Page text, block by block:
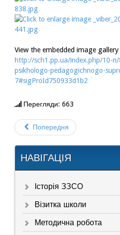
View the embedded image
http://sch1.pp.ua/index.php/10-
psikhologo-pedagogichnogo-
7#sigProId750933d1b2
Перегляди: 663
Попередня
НАВІГАЦІЯ
Історія ЗЗСО
Візитка школи
Методична робота